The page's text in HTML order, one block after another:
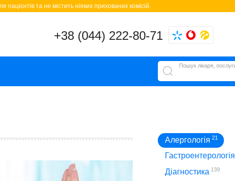
пацієнтів та не містить ніяких прихованих комісій.
+38 (044) 222-80-71
Алергологія 21
Гастроентерологія
Діагностика 139